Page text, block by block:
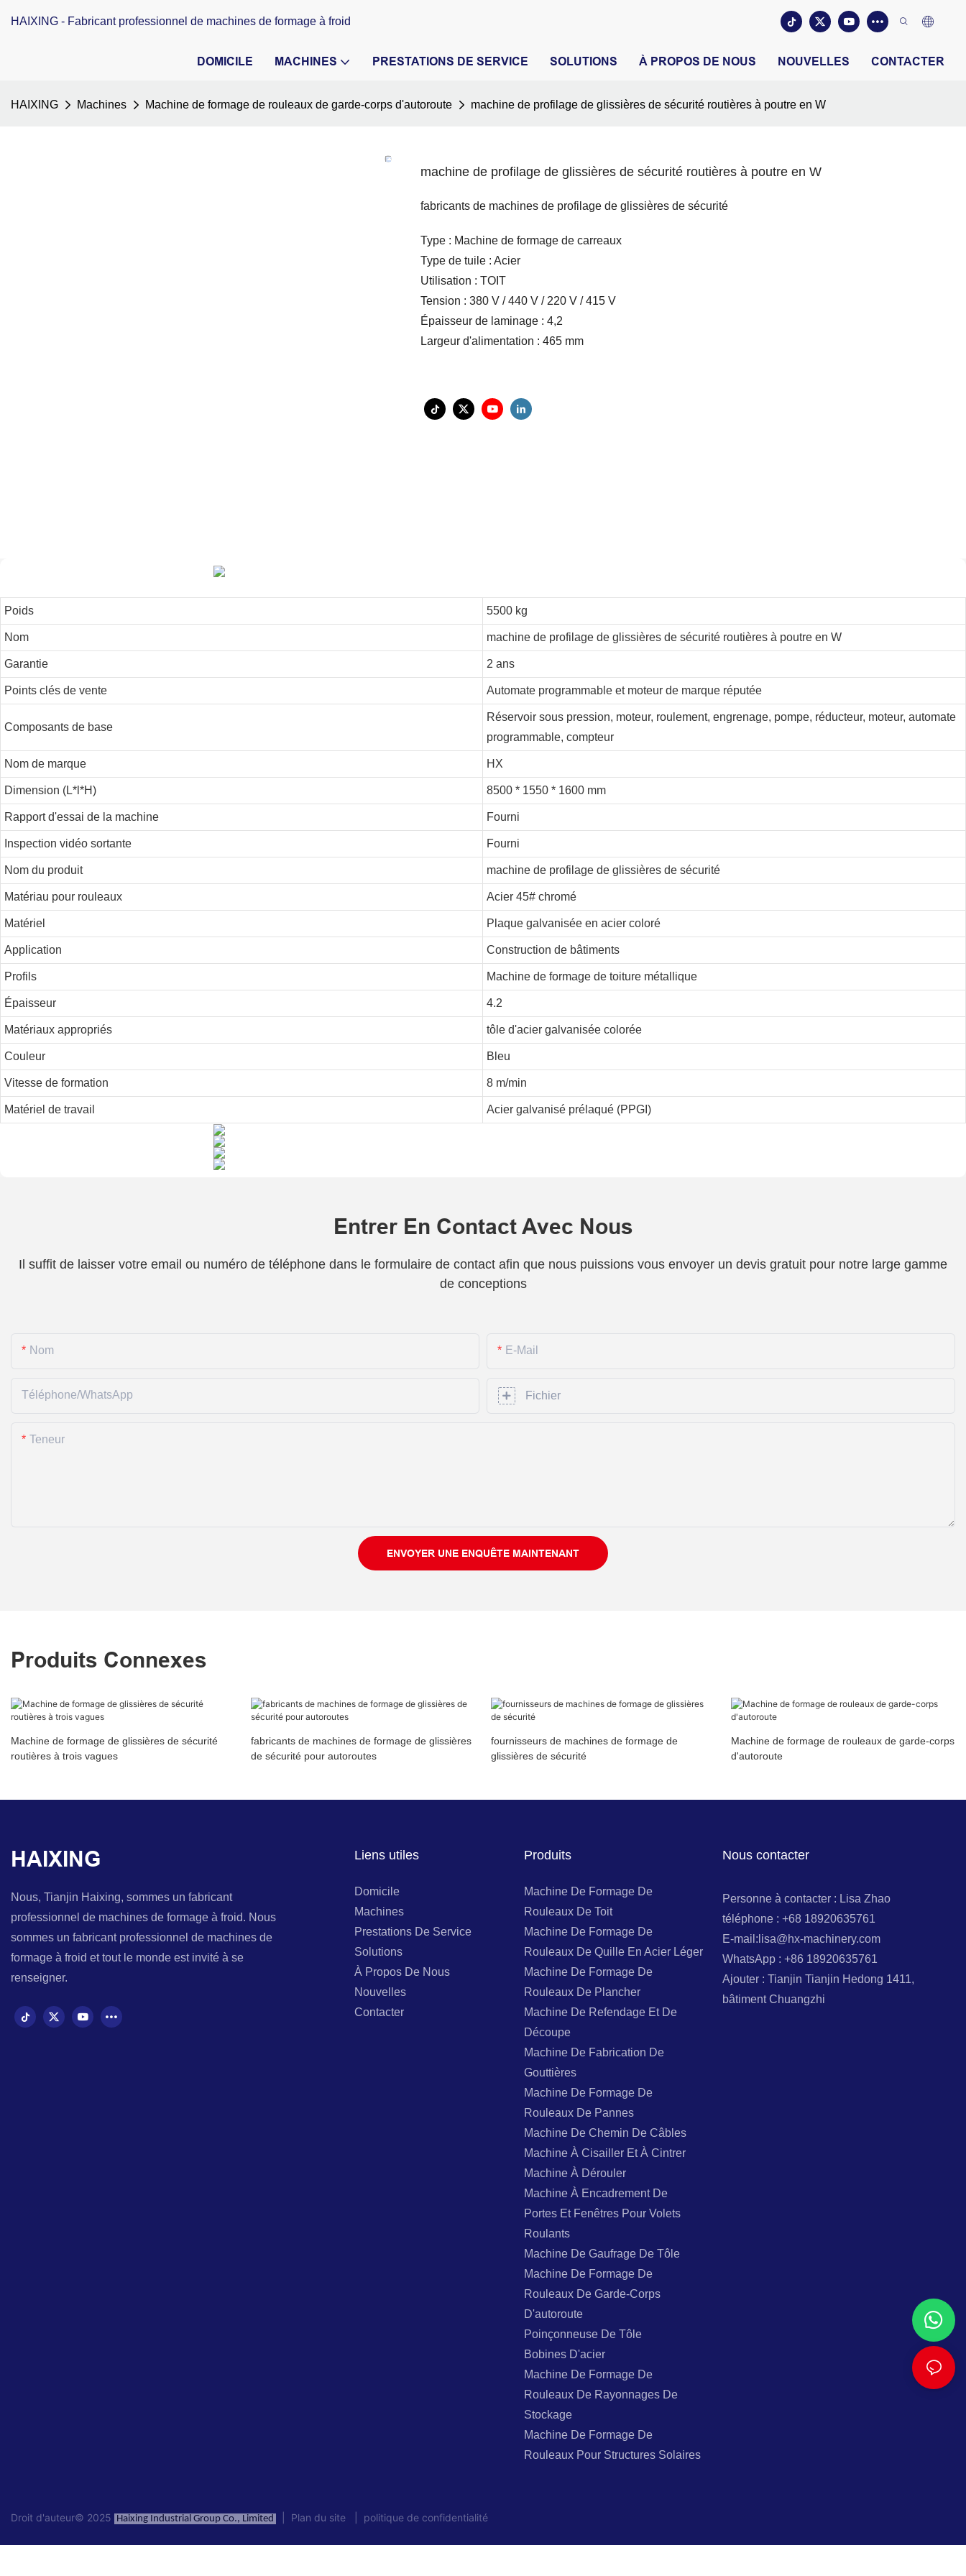
HAIXING - Fabricant professionnel de machines de formage à froid
DOMICILE MACHINES PRESTATIONS DE SERVICE SOLUTIONS À PROPOS DE NOUS NOUVELLES CONTACTER
HAIXING Machines Machine de formage de rouleaux de garde-corps d'autoroute machine de profilage de glissières de sécurité routières à poutre en W
machine de profilage de glissières de sécurité routières à poutre en W
fabricants de machines de profilage de glissières de sécurité
Type : Machine de formage de carreaux
Type de tuile : Acier
Utilisation : TOIT
Tension : 380 V / 440 V / 220 V / 415 V
Épaisseur de laminage : 4,2
Largeur d'alimentation : 465 mm
Poids 5500 kg
Nom machine de profilage de glissières de sécurité routières à poutre en W
Garantie 2 ans
Points clés de vente Automate programmable et moteur de marque réputée
Composants de base
Réservoir sous pression, moteur, roulement, engrenage, pompe, réducteur, moteur, automate
programmable, compteur
Nom de marque HX
Dimension (L*l*H) 8500 * 1550 * 1600 mm
Rapport d'essai de la machine Fourni
Inspection vidéo sortante Fourni
Nom du produit machine de profilage de glissières de sécurité
Matériau pour rouleaux Acier 45# chromé
Matériel Plaque galvanisée en acier coloré
Application Construction de bâtiments
Profils Machine de formage de toiture métallique
Épaisseur 4.2
Matériaux appropriés tôle d'acier galvanisée colorée
Couleur Bleu
Vitesse de formation 8 m/min
Matériel de travail Acier galvanisé prélaqué (PPGI)
Entrer En Contact Avec Nous
Il suffit de laisser votre email ou numéro de téléphone dans le formulaire de contact afin que nous puissions vous envoyer un devis gratuit pour notre large gamme
de conceptions
Nom E-Mail
Téléphone/WhatsApp Fichier
Teneur
ENVOYER UNE ENQUÊTE MAINTENANT
Produits Connexes
Machine de formage de glissières de sécurité
routières à trois vagues
fabricants de machines de formage de glissières
de sécurité pour autoroutes
fournisseurs de machines de formage de
glissières de sécurité
Machine de formage de rouleaux de garde-corps
d'autoroute
HAIXING
Nous, Tianjin Haixing, sommes un fabricant
professionnel de machines de formage à froid. Nous
sommes un fabricant professionnel de machines de
formage à froid et tout le monde est invité à se
renseigner.
Liens utiles
Domicile
Machines
Prestations De Service
Solutions
À Propos De Nous
Nouvelles
Contacter
Produits
Machine De Formage De
Rouleaux De Toit
Machine De Formage De
Rouleaux De Quille En Acier Léger
Machine De Formage De
Rouleaux De Plancher
Machine De Refendage Et De
Découpe
Machine De Fabrication De
Gouttières
Machine De Formage De
Rouleaux De Pannes
Machine De Chemin De Câbles
Machine À Cisailler Et À Cintrer
Machine À Dérouler
Machine À Encadrement De
Portes Et Fenêtres Pour Volets
Roulants
Machine De Gaufrage De Tôle
Machine De Formage De
Rouleaux De Garde-Corps
D'autoroute
Poinçonneuse De Tôle
Bobines D'acier
Machine De Formage De
Rouleaux De Rayonnages De
Stockage
Machine De Formage De
Rouleaux Pour Structures Solaires
Nous contacter
Personne à contacter : Lisa Zhao
téléphone : +68 18920635761
E-mail:lisa@hx-machinery.com
WhatsApp : +86 18920635761
Ajouter : Tianjin Tianjin Hedong 1411,
bâtiment Chuangzhi
Droit d'auteur© 2025 Haixing Industrial Group Co., Limited Plan du site politique de confidentialité